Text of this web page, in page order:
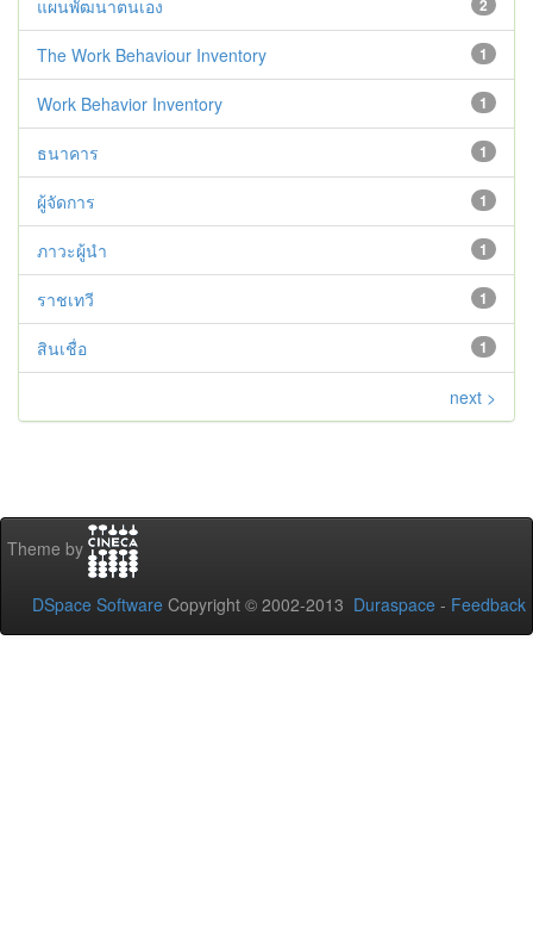
2
แผนพัฒนาตนเอง
1
The Work Behaviour Inventory
1
Work Behavior Inventory
1
ธนาคาร
1
ผู้จัดการ
1
ภาวะผู้นำ
1
ราชเทวี
1
สินเชื่อ
next >
Theme by
DSpace Software Copyright © 2002-2013 Duraspace - Feedback